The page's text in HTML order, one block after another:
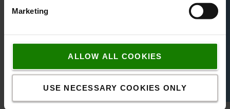
Marketing
ALLOW ALL COOKIES
USE NECESSARY COOKIES ONLY